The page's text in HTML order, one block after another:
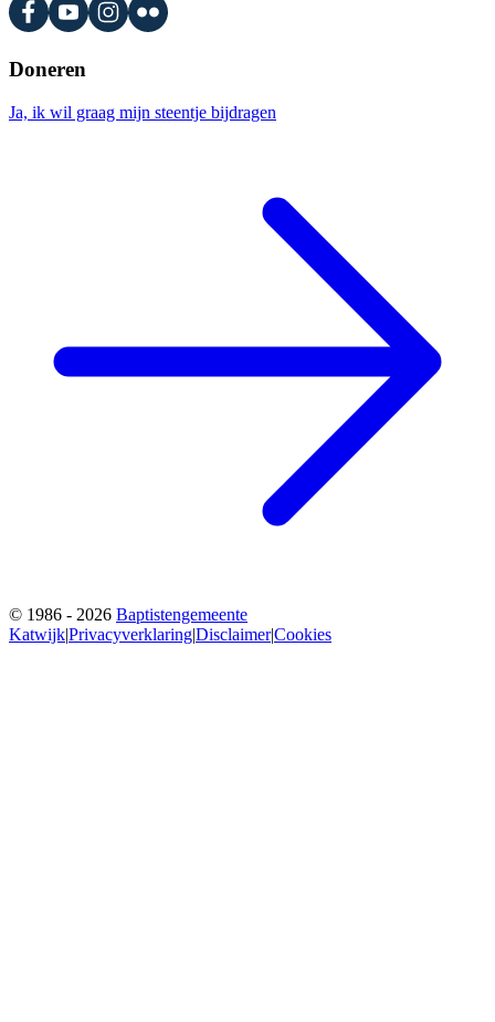
Doneren
Ja, ik wil graag mijn steentje bijdragen
© 1986 - 2026 Baptistengemeente
Katwijk|Privacyverklaring|Disclaimer|Cookies